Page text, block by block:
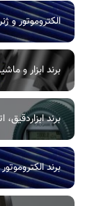
الکتروموتور و
برند ابزار و
برند
برند